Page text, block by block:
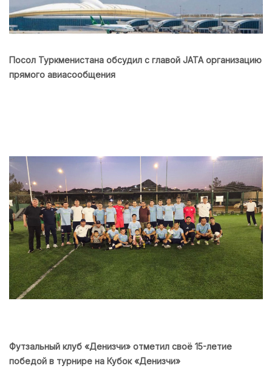
Посол Туркменистана обсудил с главой JATA организацию
прямого авиасообщения
Футзальный клуб «Денизчи» отметил своё 15-летие
победой в турнире на Кубок «Денизчи»